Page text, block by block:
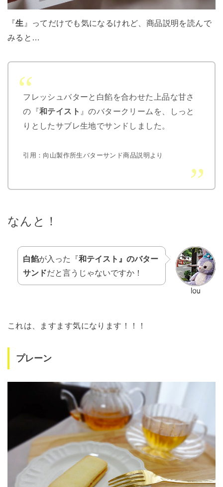
『生 』ってだけでも気になるけれど、商品説明を読んで
みると…
フレッシュバターと白餡を合わせた上品な甘さ
の『和テイスト 』のバタークリームを、しっと
りとしたサブレ生地でサンドしました。
引用：向山製作所生バターサンド商品説明より
なんと！
白餡が入った『和テイスト』のバター
サンドだと言うじゃないですか！
これは、ますます気になります！！！
プレーン